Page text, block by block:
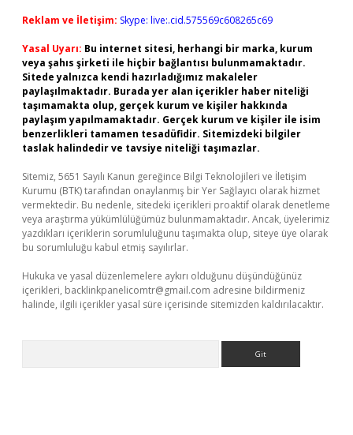
Reklam ve İletişim: Skype: live:.cid.575569c608265c69
Yasal Uyarı: Bu internet sitesi, herhangi bir marka, kurum
veya şahıs şirketi ile hiçbir bağlantısı bulunmamaktadır.
Sitede yalnızca kendi hazırladığımız makaleler
paylaşılmaktadır. Burada yer alan içerikler haber niteliği
taşımamakta olup, gerçek kurum ve kişiler hakkında
paylaşım yapılmamaktadır. Gerçek kurum ve kişiler ile isim
benzerlikleri tamamen tesadüfidir. Sitemizdeki bilgiler
taslak halindedir ve tavsiye niteliği taşımazlar.
Sitemiz, 5651 Sayılı Kanun gereğince Bilgi Teknolojileri ve İletişim
Kurumu (BTK) tarafından onaylanmış bir Yer Sağlayıcı olarak hizmet
vermektedir. Bu nedenle, sitedeki içerikleri proaktif olarak denetleme
veya araştırma yükümlülüğümüz bulunmamaktadır. Ancak, üyelerimiz
yazdıkları içeriklerin sorumluluğunu taşımakta olup, siteye üye olarak
bu sorumluluğu kabul etmiş sayılırlar.
Hukuka ve yasal düzenlemelere aykırı olduğunu düşündüğünüz
içerikleri, backlinkpanelicomtr@gmail.com adresine bildirmeniz
halinde, ilgili içerikler yasal süre içerisinde sitemizden kaldırılacaktır.